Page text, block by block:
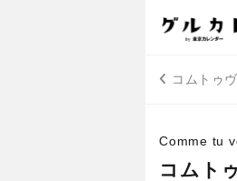
コムトゥ
Comme tu
コムト